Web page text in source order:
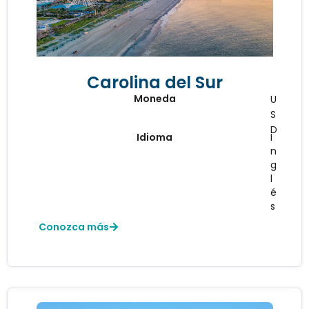
Carolina del Sur
Moneda
U
S
D
Idioma
I
n
g
l
é
s
Conozca más